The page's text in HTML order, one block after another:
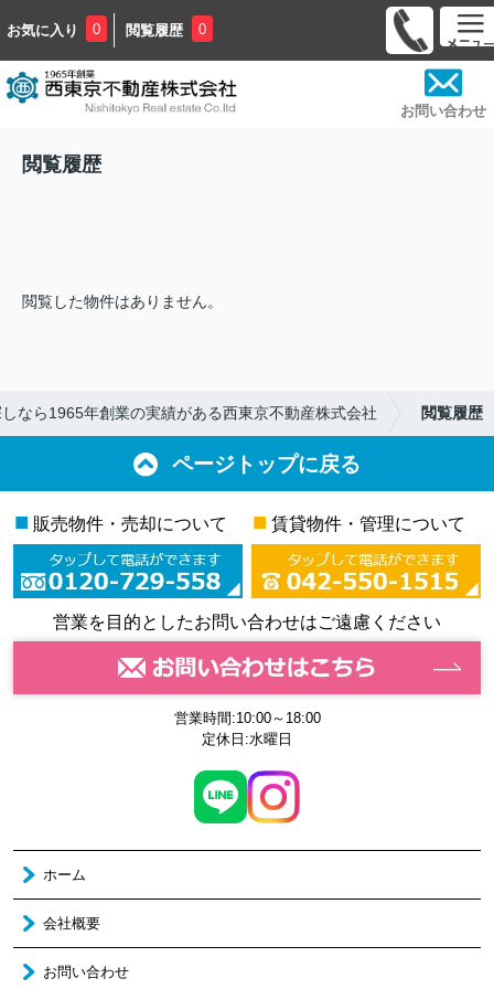
お気に入り 0 閲覧履歴 0
お問い合わせ
閲覧履歴
閲覧した物件はありません。
なら1965年創業の実績がある西東京不動産株式会社 閲覧履歴
ページトップに戻る
■ 販売物件・売却について ■ 賃貸物件・管理について
営業を目的としたお問い合わせはご遠慮ください
営業時間:10:00～18:00
定休日:水曜日
ホーム
会社概要
お問い合わせ